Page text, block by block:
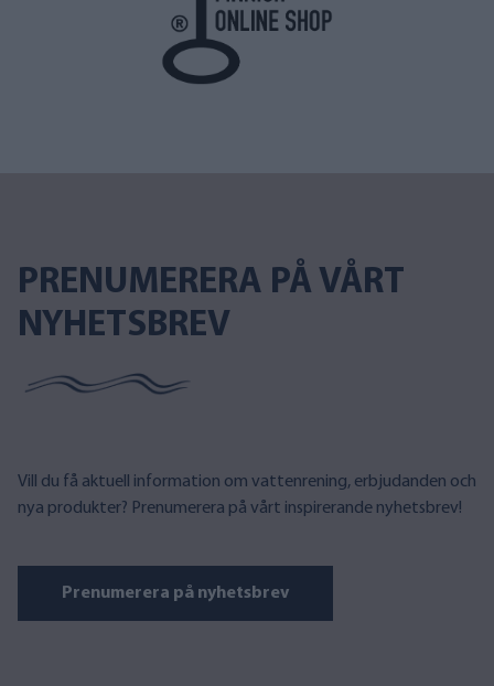
PRENUMERERA PÅ VÅRT
NYHETSBREV
Vill du få aktuell information om vattenrening, erbjudanden och
nya produkter? Prenumerera på vårt inspirerande nyhetsbrev!
Prenumerera på nyhetsbrev